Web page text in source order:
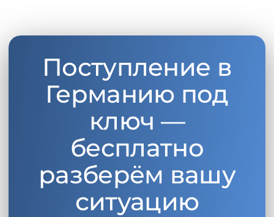
Поступление в
Германию под
ключ —
бесплатно
разберём вашу
ситуацию